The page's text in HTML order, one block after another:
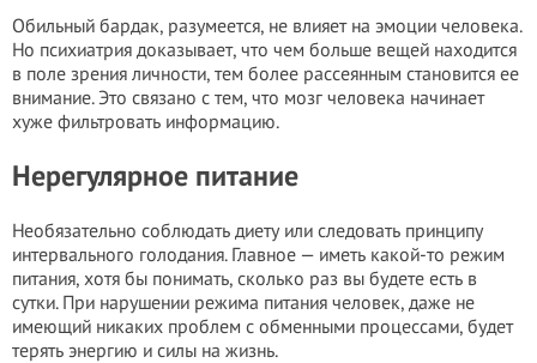
Обильный бардак, разумеется, не влияет на эмоции человека.
Но психиатрия доказывает, что чем больше вещей находится
в поле зрения личности, тем более рассеянным становится ее
внимание. Это связано с тем, что мозг человека начинает
хуже фильтровать информацию.
Нерегулярное питание
Необязательно соблюдать диету или следовать принципу
интервального голодания. Главное — иметь какой-то режим
питания, хотя бы понимать, сколько раз вы будете есть в
сутки. При нарушении режима питания человек, даже не
имеющий никаких проблем с обменными процессами, будет
терять энергию и силы на жизнь.